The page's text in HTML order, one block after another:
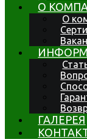
О
О
ГАЛЕРЕЯ